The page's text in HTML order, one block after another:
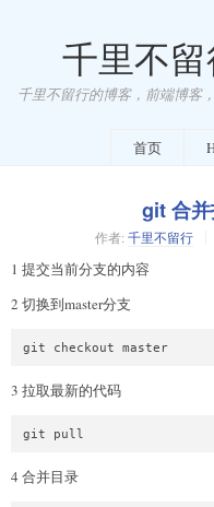
千里不
千里不留行的博客，前端博客
首页
git 合
作者: 千里不留行
1 提交当前分支的内容
2 切换到master分支
3 拉取最新的代码
git pull
4 合并目录